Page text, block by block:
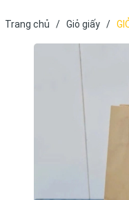
Trang chủ / Giỏ giấy /